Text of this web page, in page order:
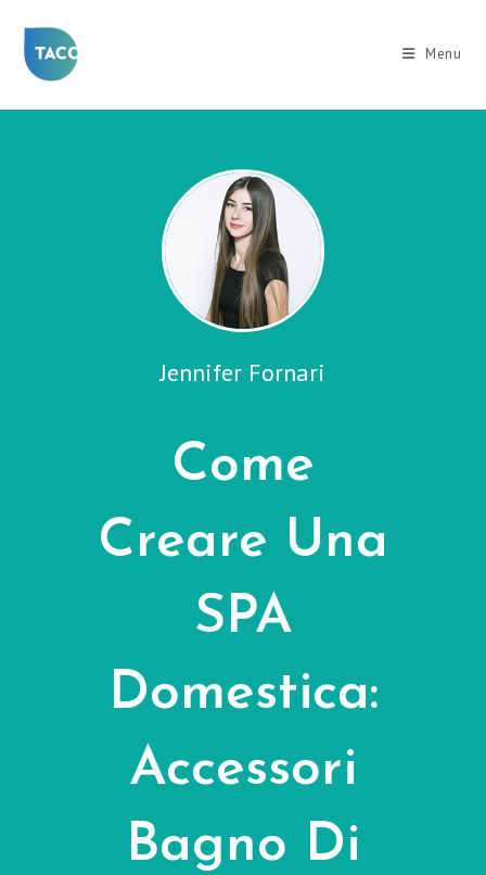
contenuto
Menu
Jennifer Fornari
Come
Creare Una
SPA
Domestica:
Accessori
Bagno Di